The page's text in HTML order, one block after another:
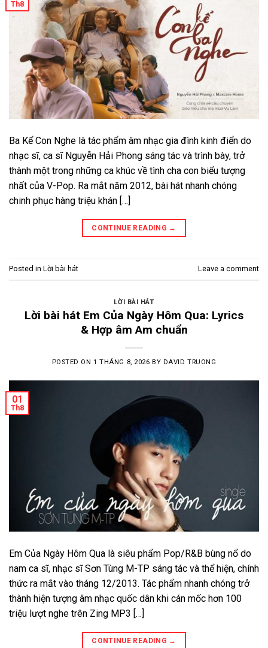
Th8
Ba Kể Con Nghe là tác phẩm âm nhạc gia đình kinh điển do
nhạc sĩ, ca sĩ Nguyễn Hải Phong sáng tác và trình bày, trở
thành một trong những ca khúc về tình cha con biểu tượng
nhất của V-Pop. Ra mắt năm 2012, bài hát nhanh chóng
chinh phục hàng triệu khán […]
CONTINUE READING →
Posted in Lời bài hát Leave a comment
LỜI BÀI HÁT
Lời bài hát Em Của Ngày Hôm Qua: Lyrics
& Hợp âm Am chuẩn
POSTED ON1 THÁNG 8, 2026 BY DAVID TRUONG
01
Th8
Em Của Ngày Hôm Qua là siêu phẩm Pop/R&B bùng nổ do
nam ca sĩ, nhạc sĩ Sơn Tùng M-TP sáng tác và thể hiện, chính
thức ra mắt vào tháng 12/2013. Tác phẩm nhanh chóng trở
thành hiện tượng âm nhạc quốc dân khi cán mốc hơn 100
triệu lượt nghe trên Zing MP3 […]
CONTINUE READING →